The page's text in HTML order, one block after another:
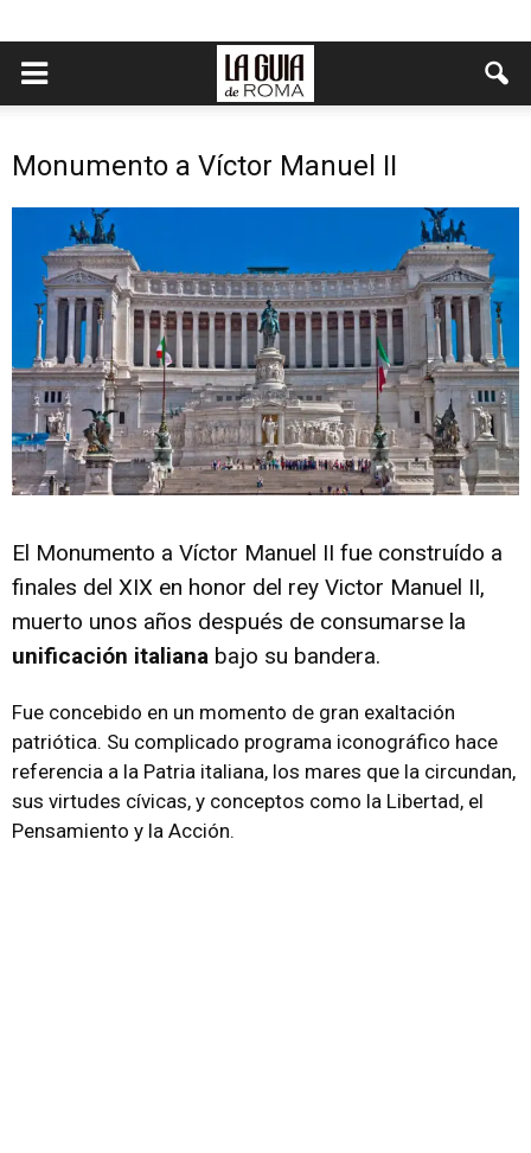
Monumento a Víctor Manuel II
El Monumento a Víctor Manuel II fue construído a
finales del XIX en honor del rey Victor Manuel II,
muerto unos años después de consumarse la
unificación italiana bajo su bandera.
Fue concebido en un momento de gran exaltación
patriótica. Su complicado programa iconográfico hace
referencia a la Patria italiana, los mares que la circundan,
sus virtudes cívicas, y conceptos como la Libertad, el
Pensamiento y la Acción.